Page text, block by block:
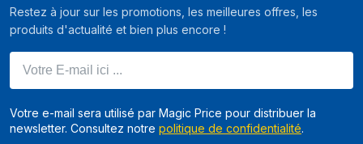
Restez à jour sur les promotions, les meilleures offres, les
produits d'actualité et bien plus encore !
Votre e-mail sera utilisé par Magic Price pour distribuer la
newsletter. Consultez notre politique de confidentialité.